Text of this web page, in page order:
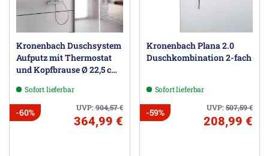
Kronenbach Duschsystem
Aufputz mit Thermostat
und Kopfbrause Ø 22,5 cm,
Sofort lieferbar
UVP:904,57€
-60%
364,99 €
Kronenbach Plana 2.0
Duschkombination 2-fach
Sofort lieferbar
UVP:507,59€
-59%
208,99 €